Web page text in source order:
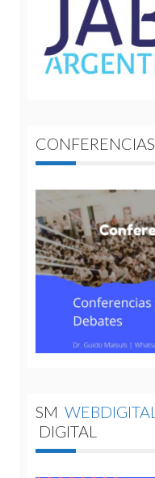
CONFERENCIAS
SM WEBDIGITAL
DIGITAL